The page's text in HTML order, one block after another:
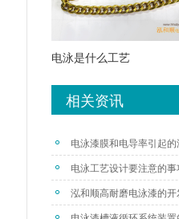
电泳是什么工艺
相关资讯
电泳漆膜和电导率引起
电泳工艺设计要注意的
泓和顺高耐磨电泳漆的